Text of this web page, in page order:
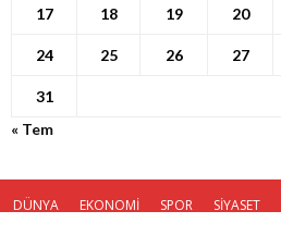
17 18 19 20
24 25 26 27
31
« Tem
DÜNYA EKONOMİ SPOR SİYASET